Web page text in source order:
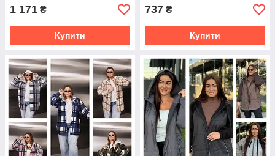
1 171 ₴
Купити
737 ₴
Купити